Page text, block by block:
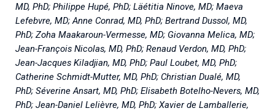
MD, PhD; Philippe Hupé, PhD; Läétitia Ninove, MD; Maeva
Lefebvre, MD; Anne Conrad, MD, PhD; Bertrand Dussol, MD,
PhD; Zoha Maakaroun-Vermesse, MD; Giovanna Melica, MD;
Jean-François Nicolas, MD, PhD; Renaud Verdon, MD, PhD;
Jean-Jacques Kiladjian, MD, PhD; Paul Loubet, MD, PhD;
Catherine Schmidt-Mutter, MD, PhD; Christian Dualé, MD,
PhD; Séverine Ansart, MD, PhD; Elisabeth Botelho-Nevers, MD,
PhD; Jean-Daniel Lelièvre, MD, PhD; Xavier de Lamballerie,